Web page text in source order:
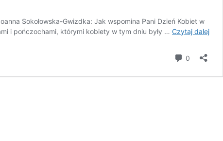
Sokołowska-Gwizdka: Jak wspomina Pani Dzień Kobiet w
i pończochami, którymi kobiety w tym dniu były … Czytaj dalej
0